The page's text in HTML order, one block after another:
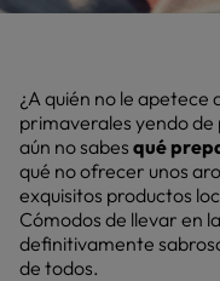
¿A quién no le apetece
primaverales yendo de
aún no sabes qué
qué no ofrecer unos
exquisitos productos
Cómodos de llevar en
definitivamente
de todos.